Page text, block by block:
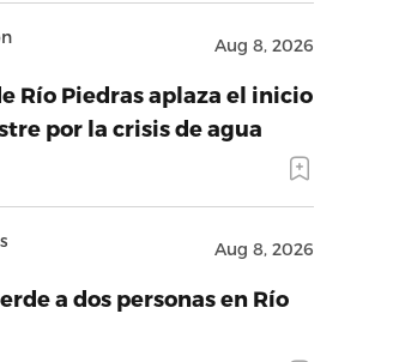
Aug 8, 2026
Río Piedras aplaza el inicio
por la crisis de agua
Aug 8, 2026
a dos personas en Río